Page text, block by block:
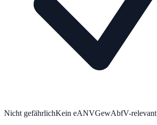
Nicht gefährlichKein eANVGewAbfV-relevant